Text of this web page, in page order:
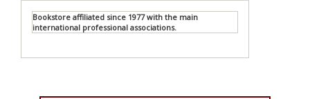
Bookstore affiliated since 1977 with the main
international professional associations.